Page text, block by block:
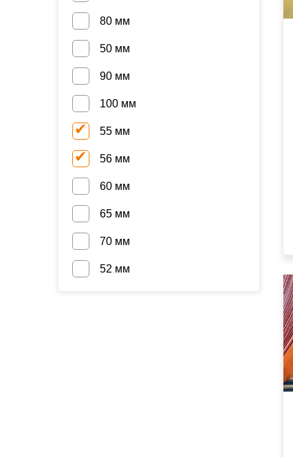
80 мм
50 мм
90 мм
100 мм
55 мм
56 мм
60 мм
65 мм
70 мм
52 мм